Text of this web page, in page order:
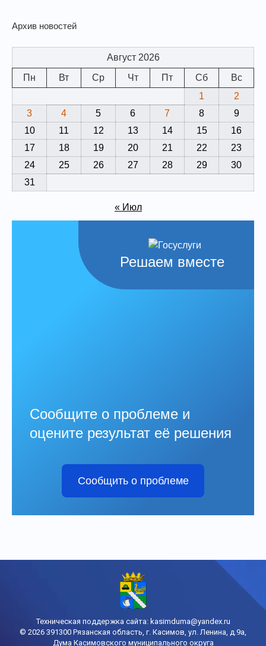
Архив новостей
Август 2026
Пн
Вт Ср Чт Пт Сб
Вс
1
2
3
4 5 6 7 8
9
10
11 12 13 14 15
16
17
18 19 20 21 22
23
24
25 26 27 28 29
30
31
« Июл
Решаем вместе
Сообщите о проблеме и
оцените результат её решения
Сообщить о проблеме
Техническая поддержка сайта: kasimduma@yandex.ru
© 2026 391300 Рязанская область, г. Касимов, ул. Ленина, д.9а,
Дума Касимовского муниципального округа